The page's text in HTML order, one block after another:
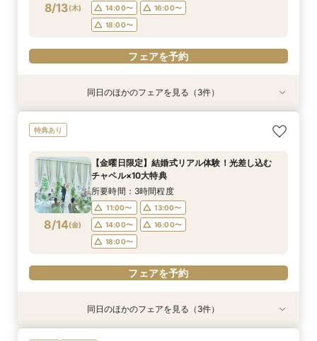
フェアを予約
フェアを予約
フェアを予約
8/13(木)
14:00〜
16:00〜
18:00〜
フェアを予約
8/13(木)
【遠方の方◎オンライン相談会】スマホで簡単！
11:00〜
13:00〜
14:00〜
16:00〜
18:00〜
フェアを予約
8/13(木)
【託児・医療サポートで安心◎】充実の15大特典
11:00〜
13:00〜
14:00〜
16:00〜
18:00〜
フェアを予約
8/13(木)
【10名～会食プラン】貸切邸宅で叶える少人数ウ
11:00〜
13:00〜
14:00〜
16:00〜
18:00〜
フェアを予約
同日のほかのフェアを見る（3件）
特典あり
8/14(金)
【金曜日限定】結婚式リアル体験！光差し込む
チャペル×10大特典
所要時間：3時間程度
11:00〜
13:00〜
14:00〜
16:00〜
18:00〜
フェアを予約
同日のほかのフェアを見る（3件）